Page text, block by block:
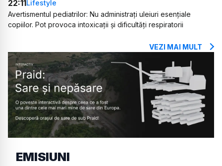
22:11Lifestyle
Avertismentul pediatrilor: Nu administrați uleiuri esențiale
copiilor. Pot provoca intoxicații și dificultăți respiratorii
VEZI MAI MULT
EMISIUNI